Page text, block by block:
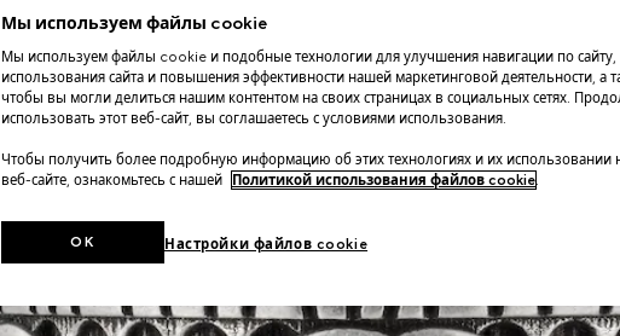
Мы используем файлы cookie
Мы используем файлы cookie и подобные технологии для улучшения навигации по сайту,
использования сайта и повышения эффективности нашей маркетинговой деятельности, а
чтобы вы могли делиться нашим контентом на своих страницах в социальных сетях.
использовать этот веб-сайт, вы соглашаетесь с условиями использования.
Чтобы получить более подробную информацию об этих технологиях и их использовании
веб-сайте, ознакомьтесь с нашей
Политикой использования файлов cookie.
Настройки файлов cookie
OK